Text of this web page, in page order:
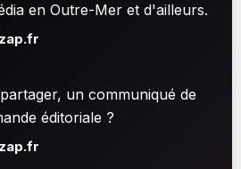
en Outre-Mer et d'ailleurs.
un communiqué de
éditoriale ?